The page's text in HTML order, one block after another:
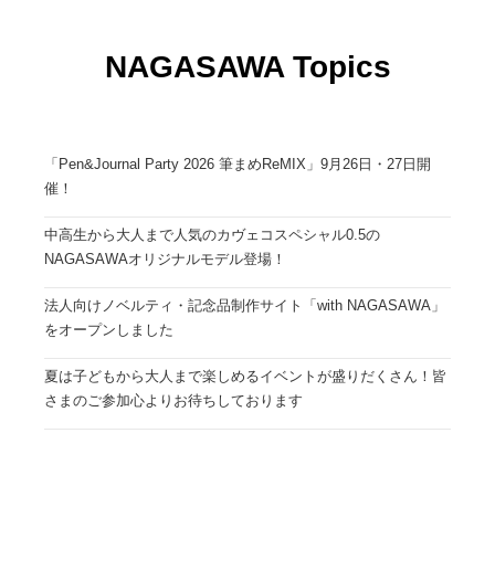
NAGASAWA Topics
「Pen&Journal Party 2026 筆まめReMIX」9月26日・27日開
催！
中高生から大人まで人気のカヴェコスペシャル0.5の
NAGASAWAオリジナルモデル登場！
法人向けノベルティ・記念品制作サイト「with NAGASAWA」
をオープンしました
夏は子どもから大人まで楽しめるイベントが盛りだくさん！皆
さまのご参加心よりお待ちしております